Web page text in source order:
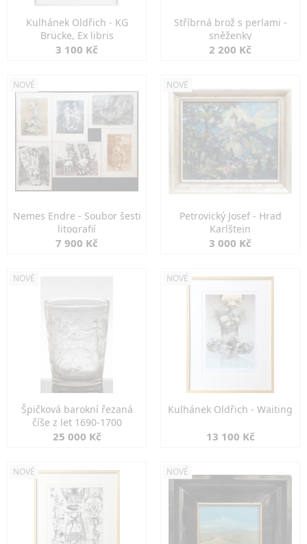
Kulhánek Oldřich - KG
Brücke, Ex libris
3 100 Kč
Stříbrná brož s perlami -
sněženky
2 200 Kč
NOVÉ
Nemes Endre - Soubor šesti
litografií
7 900 Kč
NOVÉ
Petrovický Josef - Hrad
Karlštejn
3 000 Kč
NOVÉ
Špičková barokní řezaná
číše z let 1690-1700
25 000 Kč
NOVÉ
Kulhánek Oldřich - Waiting
13 100 Kč
NOVÉ NOVÉ